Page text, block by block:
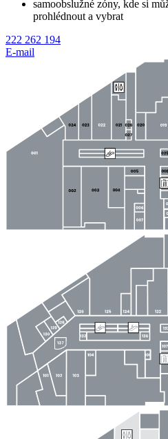
samoobslužné zóny, kde si
prohlédnout a vybrat
222 262 194
E-mail